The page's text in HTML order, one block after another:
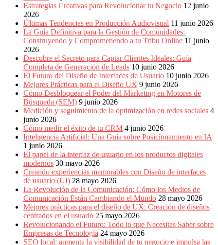
Estrategias Creativas para Revolucionar tu Negocio 12 junio
2026
Últimas Tendencias en Producción Audiovisual 11 junio 2026
La Guía Definitiva para la Gestión de Comunidades:
Construyendo y Comprometiendo a tu Tribu Online 11 junio
2026
Descubre el Secreto para Captar Clientes Ideales: Guía
Completa de Generación de Leads 10 junio 2026
El Futuro del Diseño de Interfaces de Usuario 10 junio 2026
Mejores Prácticas para el Diseño UX 9 junio 2026
Cómo Desbloquear el Poder del Marketing en Motores de
Búsqueda (SEM) 9 junio 2026
Medición y seguimiento de la optimización en redes sociales 4
junio 2026
Cómo medir el éxito de tu CRM 4 junio 2026
Inteligencia Artificial: Una Guía sobre Posicionamiento en IA
1 junio 2026
El papel de la interfaz de usuario en los productos digitales
modernos 30 mayo 2026
Creando experiencias memorables con Diseño de interfaces
de usuario (UI) 28 mayo 2026
La Revolución de la Comunicación: Cómo los Medios de
Comunicación Están Cambiando el Mundo 28 mayo 2026
Mejores prácticas para el diseño de UX: Creación de diseños
centrados en el usuario 25 mayo 2026
Revolucionando el Futuro: Todo lo que Necesitas Saber sobre
Empresas de Tecnología 24 mayo 2026
SEO local: aumenta la visibilidad de tu negocio e impulsa las